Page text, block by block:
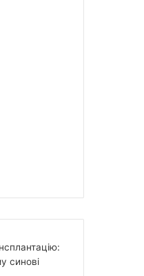
синові